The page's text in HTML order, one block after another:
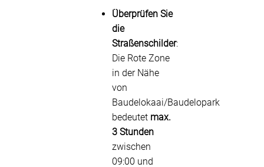
Überprüfen Sie
die
Straßenschilder:
Die Rote Zone
in der Nähe
von
Baudelokaai/Baudelopark
bedeutet max.
3 Stunden
zwischen
09:00 und